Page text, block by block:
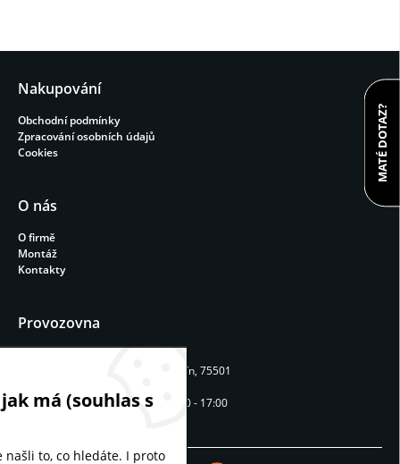
Nakupování
Obchodní podmínky
Zpracování osobních údajů
Cookies
O nás
O firmě
Montáž
Kontakty
Provozovna
Machalův dvůr 54, Rokytnice, Vsetín, 75501
Pondělí - Pátek: 9:00 - 12:00 / 13:00 - 17:00
má (souhlas s
našli to, co hledáte. I proto
MATÉ DOTAZ?